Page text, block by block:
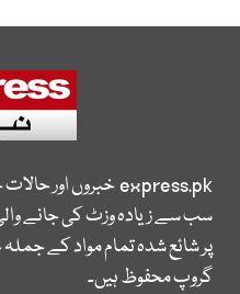
express.pkخبروں اور
سب سے زیادہ وزٹ کی جانے
پر شائع شدہ تمام مواد کے
گروپ محفوظ ہیں۔